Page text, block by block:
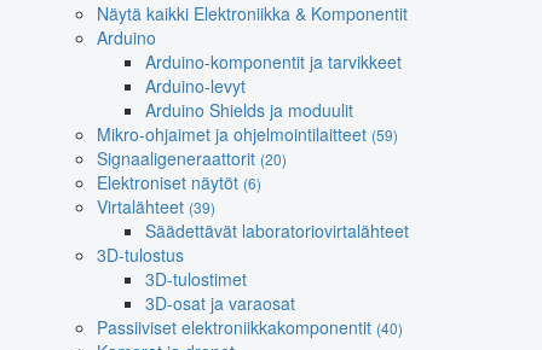
Näytä kaikki Elektroniikka & Komponentit
Arduino
Arduino-komponentit ja tarvikkeet
Arduino-levyt
Arduino Shields ja moduulit
Mikro-ohjaimet ja ohjelmointilaitteet (59)
Signaaligeneraattorit (20)
Elektroniset näytöt (6)
Virtalähteet (39)
Säädettävät laboratoriovirtalähteet
3D-tulostus
3D-tulostimet
3D-osat ja varaosat
Passiiviset elektroniikkakomponentit (40)